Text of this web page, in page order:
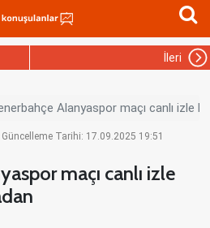
İleri
Alanyaspor maçı canlı izle
Tarihi: 17.09.2025 19:51
maçı canlı izle